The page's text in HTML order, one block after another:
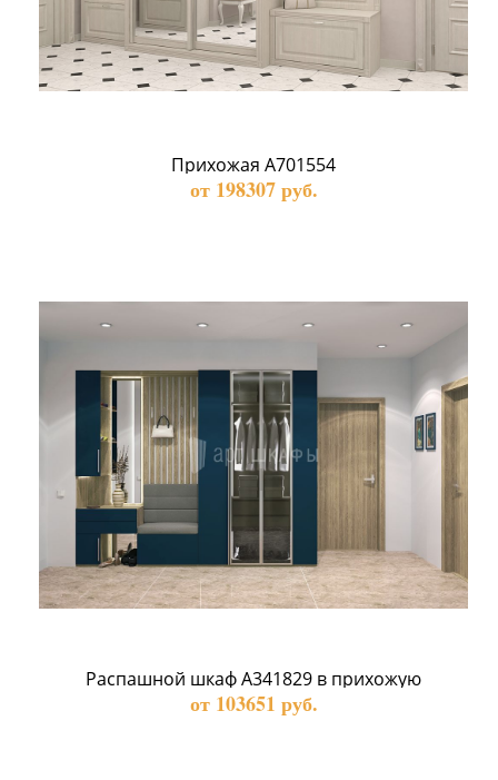
Прихожая А701554
от 198307 руб.
Распашной шкаф А341829 в прихожую
от 103651 руб.